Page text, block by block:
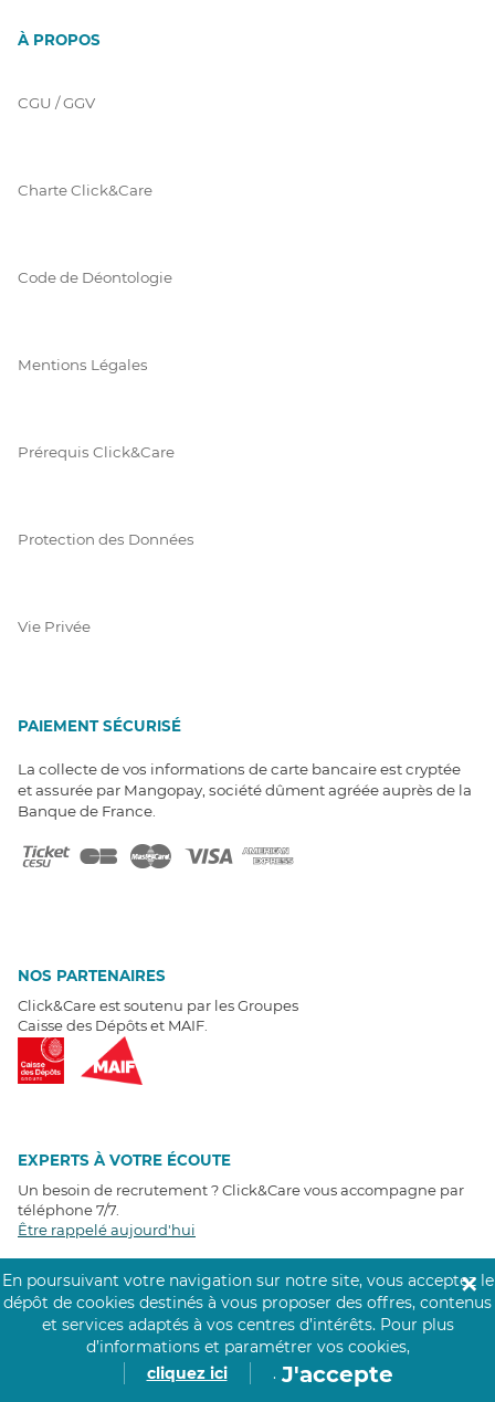
À PROPOS
CGU / GGV
Charte Click&Care
Code de Déontologie
Mentions Légales
Prérequis Click&Care
Protection des Données
Vie Privée
PAIEMENT SÉCURISÉ
La collecte de vos informations de carte bancaire est cryptée
et assurée par Mangopay, société dûment agréée auprès de la
Banque de France.
NOS PARTENAIRES
Click&Care est soutenu par les Groupes
Caisse des Dépôts et MAIF.
EXPERTS À VOTRE ÉCOUTE
Un besoin de recrutement ? Click&Care vous accompagne par
téléphone 7/7
Être rappelé aujourd'hui
T ÉMOIGNAGES CLIENTS
4,6/5
Avis clients
récoltés sur
Google
En poursuivant votre navigation sur notre site, vous acceptez le
dépôt de cookies destinés à vous proposer des offres, contenus
et services adaptés à vos centres d’intérêts. Pour plus
d’informations et paramétrer vos cookies,
cliquez ici
. J'accepte
✕